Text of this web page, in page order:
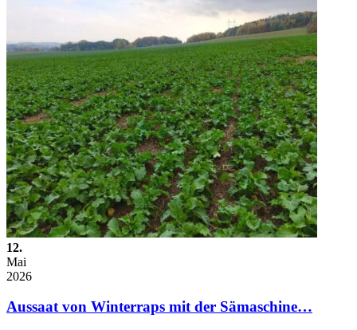
12.
Mai
2026
Aussaat von Winterraps mit der Sämaschine…